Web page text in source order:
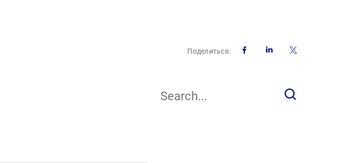
Поделиться: FacebookLinkedIn